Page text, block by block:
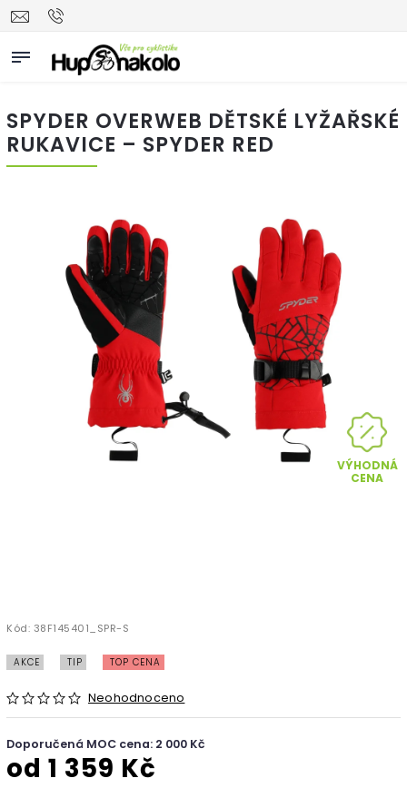
SPYDER OVERWEB DĚTSKÉ LYŽAŘSKÉ
RUKAVICE – SPYDER RED
VÝHODNÁ
CENA
Kód: 38F145401_SPR-S
AKCE TIP TOP CENA
Neohodnoceno
Doporučená MOC cena: 2 000 Kč
od 1 359 Kč